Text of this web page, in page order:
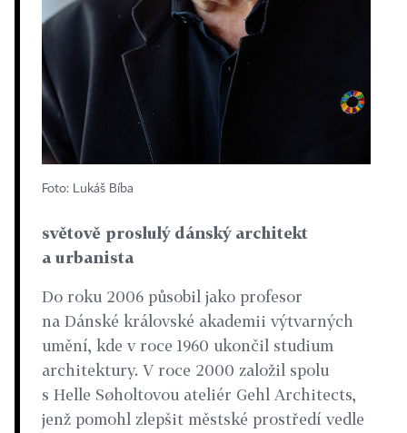
Foto: Lukáš Bíba
světově proslulý dánský architekt
a urbanista
Do roku 2006 působil jako profesor
na Dánské královské akademii výtvarných
umění, kde v roce 1960 ukončil studium
architektury. V roce 2000 založil spolu
s Helle Søholtovou ateliér Gehl Architects,
jenž pomohl zlepšit městské prostředí vedle